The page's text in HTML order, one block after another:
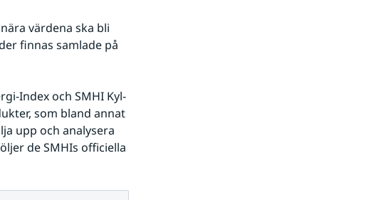
värdena ska bli
finnas samlade på
Index och SMHI Kyl-
som bland annat
upp och analysera
de SMHIs officiella